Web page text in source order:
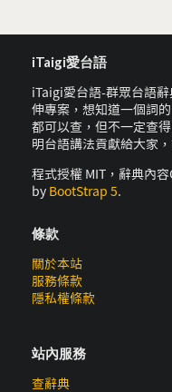
iTaigi愛台語
iTaigi愛台語-群眾台語
伸專案，想知道一個詞
都可以查，但不一定查
明台語講法貢獻給大家
程式授權 MIT，辭典內
by BootStrap 5.
條款
關於本站
服務條款
隱私權條款
站內服務
查辭典